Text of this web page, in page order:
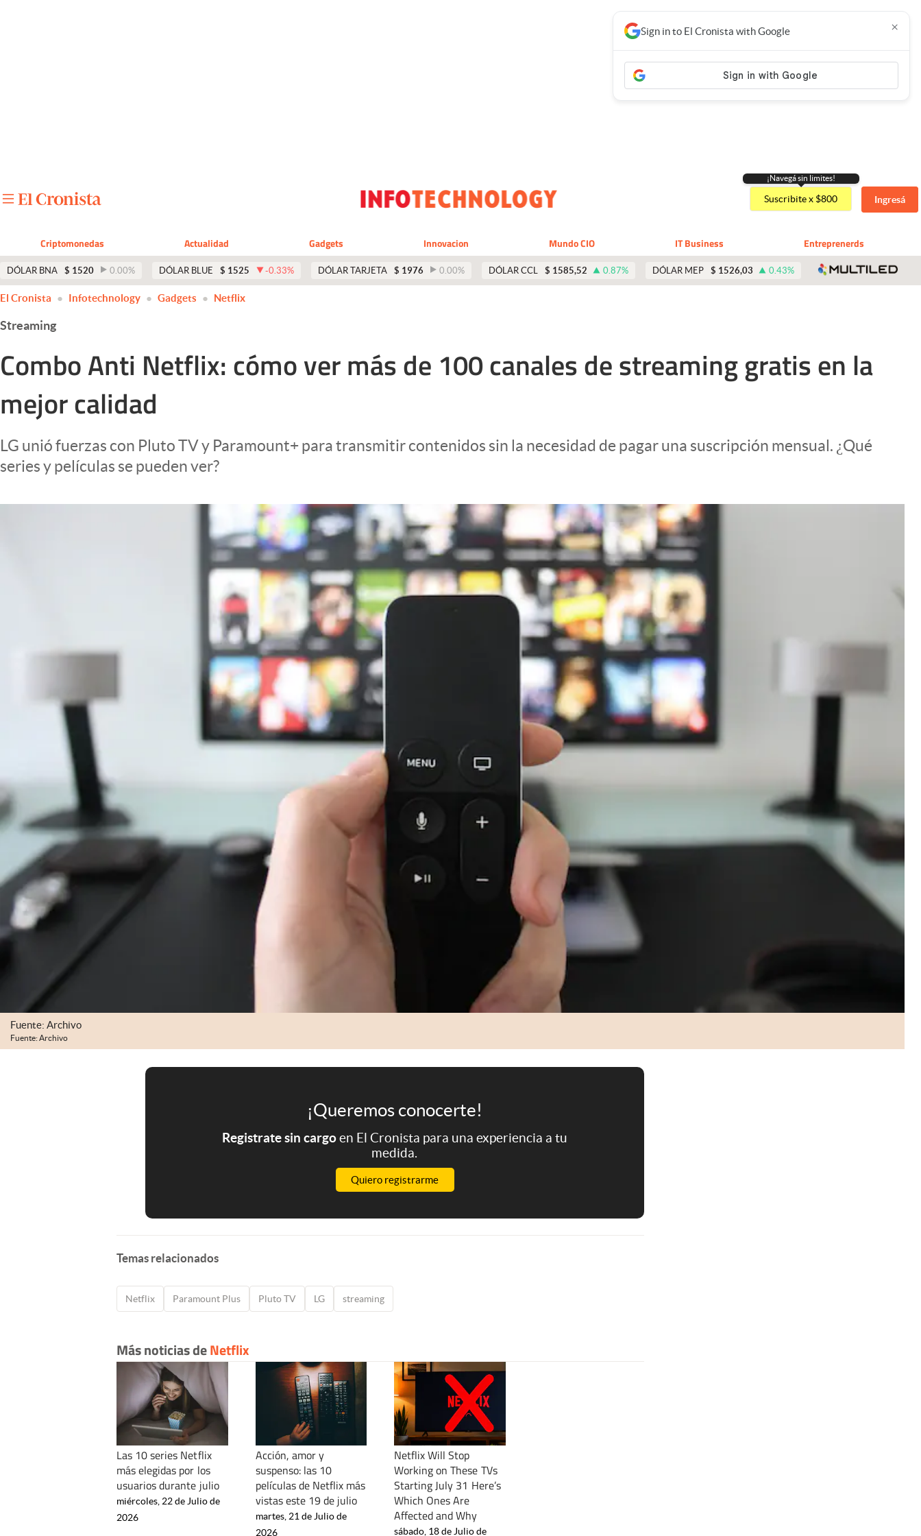
Apertura
Clima
Mundial 2026
Eventos Corporativos
El Cronista Studio
Mediakit
¡Navegá sin limites!
Suscribite x $800 Ingresá
Criptomonedas Actualidad Gadgets Innovacion Mundo CIO IT Business Entreprenerds
DÓLAR BNA $ 1520 0.00% DÓLAR BLUE $ 1525 -0.33% DÓLAR TARJETA $ 1976 0.00% DÓLAR CCL $ 1585,52 0.87% DÓLAR MEP $ 1526,03 0.43%
Sign in to El Cronista with Google ×
El Cronista Infotechnology Gadgets Netflix
Streaming
Combo Anti Netflix: cómo ver más de 100 canales de streaming gratis en la
mejor calidad
LG unió fuerzas con Pluto TV y Paramount+ para transmitir contenidos sin la necesidad de pagar una suscripción mensual. ¿Qué
series y películas se pueden ver?
Fuente: Archivo
Fuente: Archivo
¡Queremos conocerte!
Registrate sin cargoen El Cronista para una experiencia a tu
medida.
Quiero registrarme
Temas relacionados
Netflix Paramount Plus Pluto TV LG streaming
Más noticias deNetflix
Las 10 series Netflix
más elegidas por los
usuarios durante julio
miércoles, 22 de Julio de
2026
Acción, amor y
suspenso: las 10
películas de Netflix más
vistas este 19 de julio
martes, 21 de Julio de
2026
Netflix Will Stop
Working on These TVs
Starting July 31 Here’s
Which Ones Are
Affected and Why
sábado, 18 de Julio de